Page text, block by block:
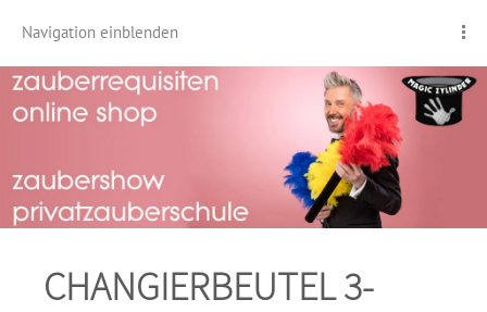
Navigation einblenden
CHANGIERBEUTEL 3-